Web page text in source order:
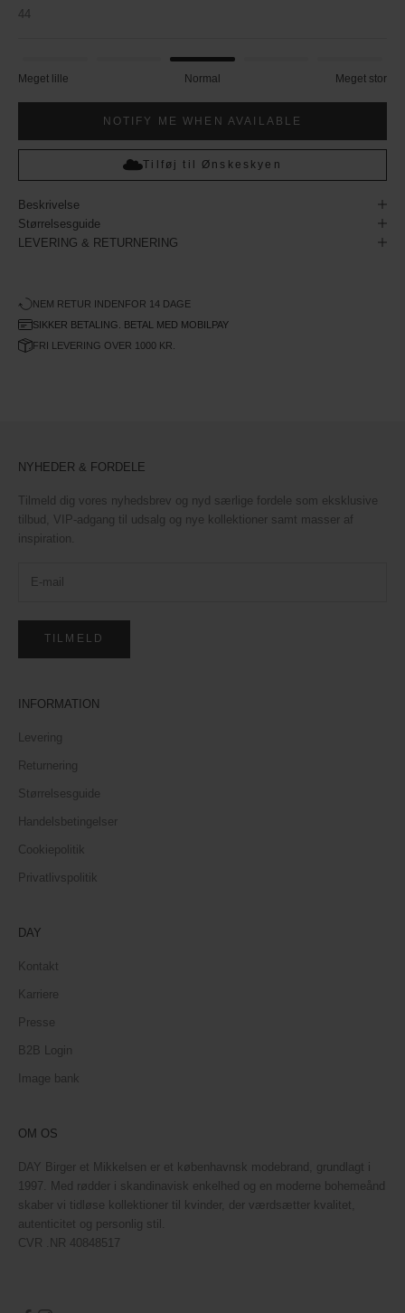
44
Meget lille Normal Meget stor
NOTIFY ME WHEN AVAILABLE
Tilføj til Ønskeskyen
Beskrivelse
Størrelsesguide
LEVERING & RETURNERING
NEM RETUR INDENFOR 14 DAGE
SIKKER BETALING. BETAL MED MOBILPAY
FRI LEVERING OVER 1000 KR.
NYHEDER & FORDELE
Tilmeld dig vores nyhedsbrev og nyd særlige fordele som eksklusive
tilbud, VIP-adgang til udsalg og nye kollektioner samt masser af
inspiration.
TILMELD
INFORMATION
Levering
Returnering
Størrelsesguide
Handelsbetingelser
Cookiepolitik
Privatlivspolitik
DAY
Kontakt
Karriere
Presse
B2B Login
Image bank
OM OS
DAY Birger et Mikkelsen er et københavnsk modebrand, grundlagt i
1997. Med rødder i skandinavisk enkelhed og en moderne bohemeånd
skaber vi tidløse kollektioner til kvinder, der værdsætter kvalitet,
autenticitet og personlig stil.
CVR .NR 40848517